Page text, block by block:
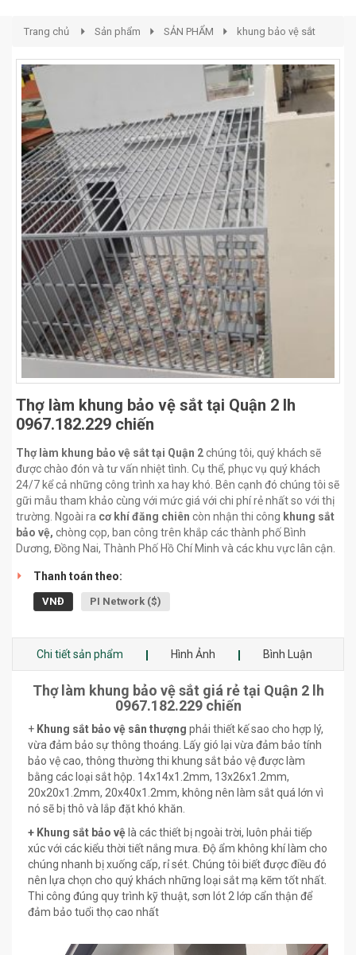
Trang chủ Sản phẩm SẢN PHẨM khung bảo vệ sắt
Thợ làm khung bảo vệ sắt tại Quận 2 lh
0967.182.229 chiến
Thợ làm khung bảo vệ sắt tại Quận 2chúng tôi, quý khách sẽ
được chào đón và tư vấn nhiệt tình. Cụ thể, phục vụ quý khách
24/7 kể cả những công trình xa hay khó. Bên cạnh đó chúng tôi sẽ
gữi mẫu tham khảo cùng với mức giá với chi phí rẻ nhất so với thị
trường. Ngoài ra cơ khí đăng chiên còn nhận thi công khung sắt
bảo vệ, chòng cọp, ban công trên khắp các thành phố Bình
Dương, Đồng Nai, Thành Phố Hồ Chí Minh và các khu vực lân cận.
Thanh toán theo:
VNĐ PI Network ($)
Chi tiết sản phẩm Hình Ảnh Bình Luận
Thợ làm khung bảo vệ sắt giá rẻ tại Quận 2 lh
0967.182.229 chiến
+ Khung sắt bảo vệ sân thượng phải thiết kế sao cho hợp lý,
vừa đảm bảo sự thông thoáng. Lấy gió lại vừa đảm bảo tính
bảo vệ cao, thông thường thi khung sắt bảo vệ được làm
bằng các loại sắt hộp. 14x14x1.2mm, 13x26x1.2mm,
20x20x1.2mm, 20x40x1.2mm, không nên làm sắt quá lớn vì
nó sẽ bị thô và lắp đặt khó khăn.
+ Khung sắt bảo vệ là các thiết bị ngoài trời, luôn phải tiếp
xúc với các kiểu thời tiết nắng mưa. Độ ẩm không khí làm cho
chúng nhanh bị xuống cấp, rỉ sét. Chúng tôi biết được điều đó
nên lựa chọn cho quý khách những loại sắt mạ kẽm tốt nhất.
Thi công đúng quy trình kỹ thuật, sơn lót 2 lớp cẩn thận để
đảm bảo tuổi thọ cao nhất